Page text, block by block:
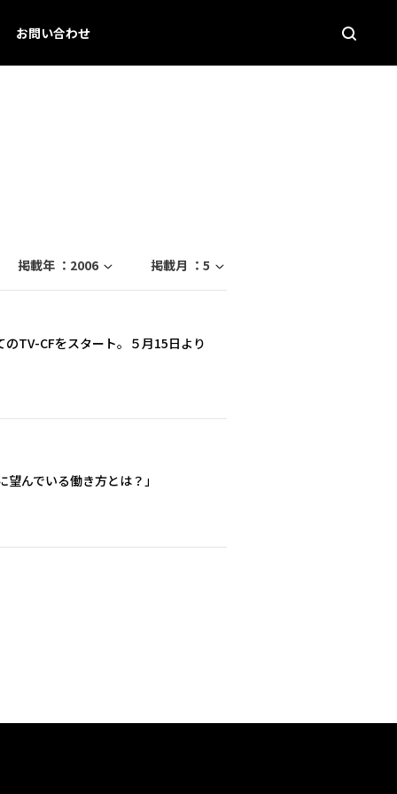
お問い合わせ
掲載年 ： 2006 掲載月 ： 5
TV-CFをスタート。５月15日より
んでいる働き方とは？」